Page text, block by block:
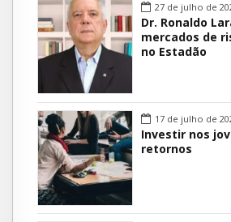
27 de julho de
Dr. Ronaldo
mercados de
no Estadão
17 de julho de
Investir nos
retornos